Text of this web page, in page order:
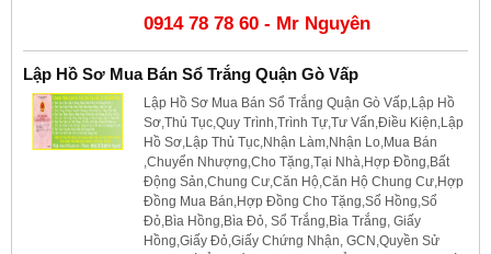
0914 78 78 60 - Mr Nguyên
Lập Hồ Sơ Mua Bán Sổ Trắng Quận Gò Vấp
Lập Hồ Sơ Mua Bán Sổ Trắng Quận Gò Vấp,Lập Hồ
Sơ,Thủ Tục,Quy Trình,Trình Tự,Tư Vấn,Điều Kiện,Lập
Hồ Sơ,Lập Thủ Tục,Nhận Làm,Nhận Lo,Mua Bán
,Chuyển Nhượng,Cho Tặng,Tại Nhà,Hợp Đồng,Bất
Động Sản,Chung Cư,Căn Hộ,Căn Hộ Chung Cư,Hợp
Đồng Mua Bán,Hợp Đồng Cho Tặng,Sổ Hồng,Sổ
Đỏ,Bìa Hồng,Bìa Đỏ, Sổ Trắng,Bìa Trắng, Giấy
Hồng,Giấy Đỏ,Giấy Chứng Nhận, GCN,Quyền Sử